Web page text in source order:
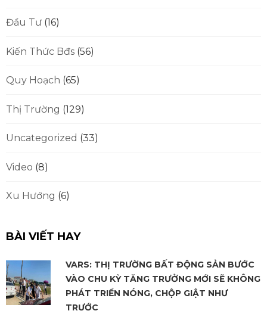
Đầu Tư (16)
Kiến Thức Bđs (56)
Quy Hoạch (65)
Thị Trường (129)
Uncategorized (33)
Video (8)
Xu Hướng (6)
BÀI VIẾT HAY
VARS: THỊ TRƯỜNG BẤT ĐỘNG SẢN BƯỚC
VÀO CHU KỲ TĂNG TRƯỞNG MỚI SẼ KHÔNG
PHÁT TRIỂN NÓNG, CHỘP GIẬT NHƯ
TRƯỚC